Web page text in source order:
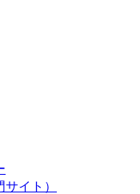
イト）